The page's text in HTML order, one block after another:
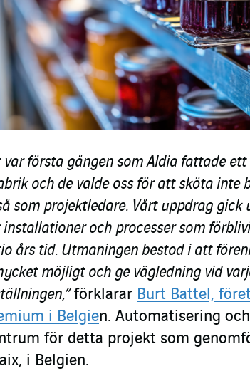
var första gången som Aldia fattade
och de valde oss för att sköta inte
som projektledare. Vårt uppdrag
installationer och processer som
års tid. Utmaningen bestod i att
möjligt och ge vägledning vid
förklarar Burt Battel,
i Belgien. Automatisering
för detta projekt som
i Belgien.